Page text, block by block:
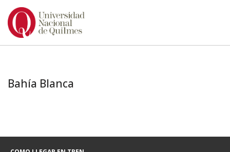
Ir
Bahía Blanca